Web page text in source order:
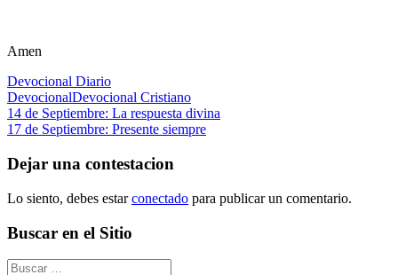
Amen
Devocional Diario
DevocionalDevocional Cristiano
Navegación
de
entradas
Entrada
anterior:
14 de Septiembre: La respuesta divina
Siguiente
17 de Septiembre: Presente siempre
Dejar una contestacion
Lo siento, debes estarconectado para publicar un comentario.
Buscar en el Sitio
Buscar: